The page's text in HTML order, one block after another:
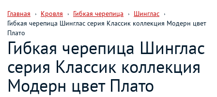
Главная Кровля Гибкая черепица
Шинглас
Гибкая черепица Шинглас серия Классик коллекция Модерн цвет
Плато
Гибкая черепица Шинглас
серия Классик коллекция
Модерн цвет Плато